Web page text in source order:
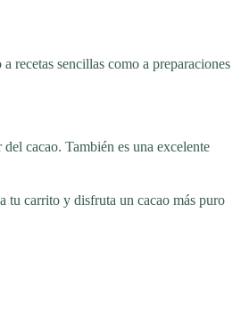
recetas sencillas como a preparaciones
cacao. También es una excelente
tu carrito y disfruta un cacao más puro